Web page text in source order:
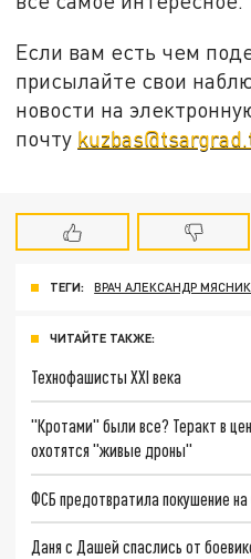
Если вам есть чем
присылайте свои
новости на
почту
ТЕГИ: ВРАЧ АЛЕКСАНДР
ЧИТАЙТЕ ТАКЖЕ:
Технофашисты XXI века
"Кротами" были все? Теракт в
охотятся "живые дроны"
ФСБ предотвратила покушение
Даня с Дашей спаслись от